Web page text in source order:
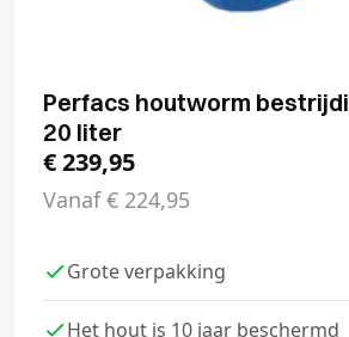
Perfacs houtworm
20 liter
€239,95
Vanaf€ 224,95
Grote verpakking
Het hout is 10 jaar beschermd